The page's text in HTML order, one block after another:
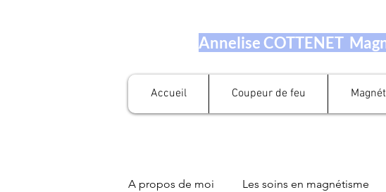
Annelise COTTENET
Accueil Coupeur de feu
A propos de moi Les soins en magnétisme